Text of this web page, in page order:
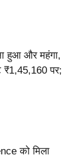
हुआ और महंगा,
₹1,45,160 पर;
को मिला